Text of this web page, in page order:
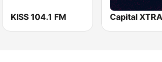
KISS 104.1 FM Capital XTRA